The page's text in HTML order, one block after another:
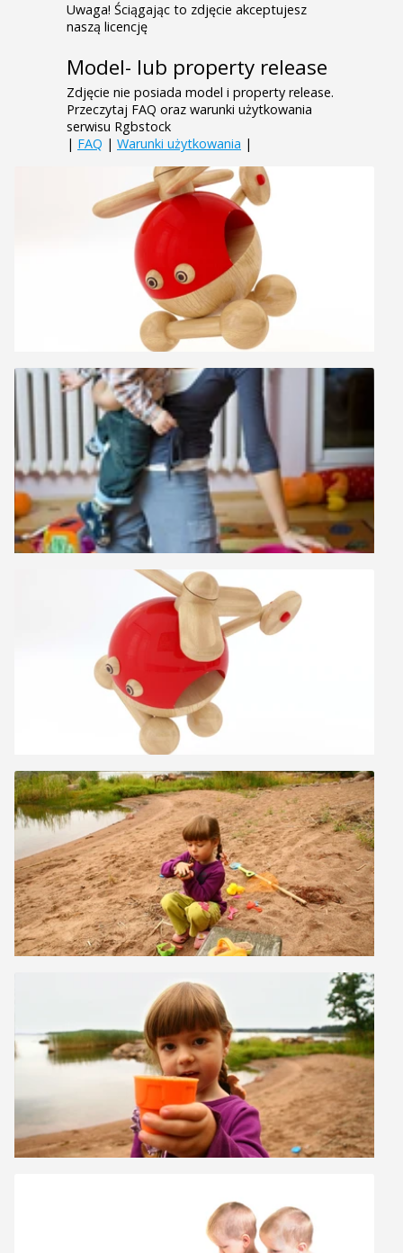
Uwaga! Ściągając to zdjęcie akceptujesz
naszą licencję
Model- lub property release
Zdjęcie nie posiada model i property release.
Przeczytaj FAQ oraz warunki użytkowania
serwisu Rgbstock
| FAQ | Warunki użytkowania |